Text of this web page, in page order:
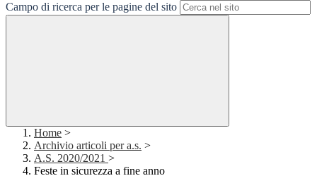
Campo di ricerca per le pagine del sito
Home >
Archivio articoli per a.s. >
A.S. 2020/2021 >
Feste in sicurezza a fine anno